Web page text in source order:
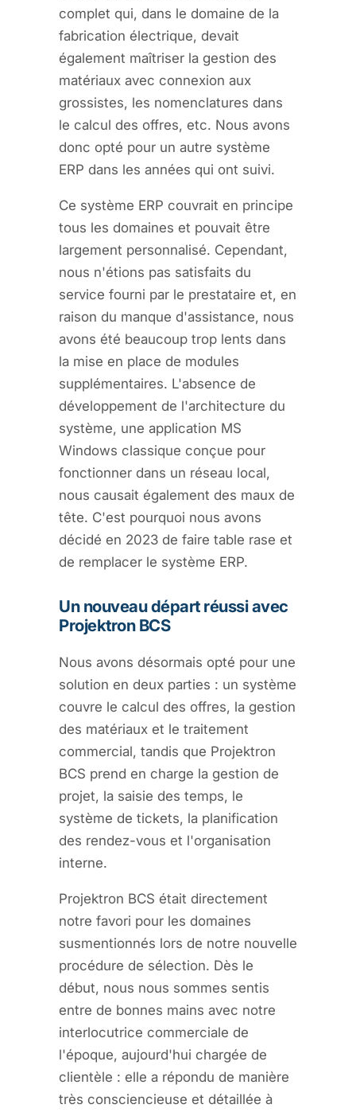
complet qui, dans le domaine de la
fabrication électrique, devait
également maîtriser la gestion des
matériaux avec connexion aux
grossistes, les nomenclatures dans
le calcul des offres, etc. Nous avons
donc opté pour un autre système
ERP dans les années qui ont suivi.
Ce système ERP couvrait en principe
tous les domaines et pouvait être
largement personnalisé. Cependant,
nous n'étions pas satisfaits du
service fourni par le prestataire et, en
raison du manque d'assistance, nous
avons été beaucoup trop lents dans
la mise en place de modules
supplémentaires. L'absence de
développement de l'architecture du
système, une application MS
Windows classique conçue pour
fonctionner dans un réseau local,
nous causait également des maux de
tête. C'est pourquoi nous avons
décidé en 2023 de faire table rase et
de remplacer le système ERP.
Un nouveau départ réussi avec
Projektron BCS
Nous avons désormais opté pour une
solution en deux parties : un système
couvre le calcul des offres, la gestion
des matériaux et le traitement
commercial, tandis que Projektron
BCS prend en charge la gestion de
projet, la saisie des temps, le
système de tickets, la planification
des rendez-vous et l'organisation
interne.
Projektron BCS était directement
notre favori pour les domaines
susmentionnés lors de notre nouvelle
procédure de sélection. Dès le
début, nous nous sommes sentis
entre de bonnes mains avec notre
interlocutrice commerciale de
l'époque, aujourd'hui chargée de
clientèle : elle a répondu de manière
très consciencieuse et détaillée à